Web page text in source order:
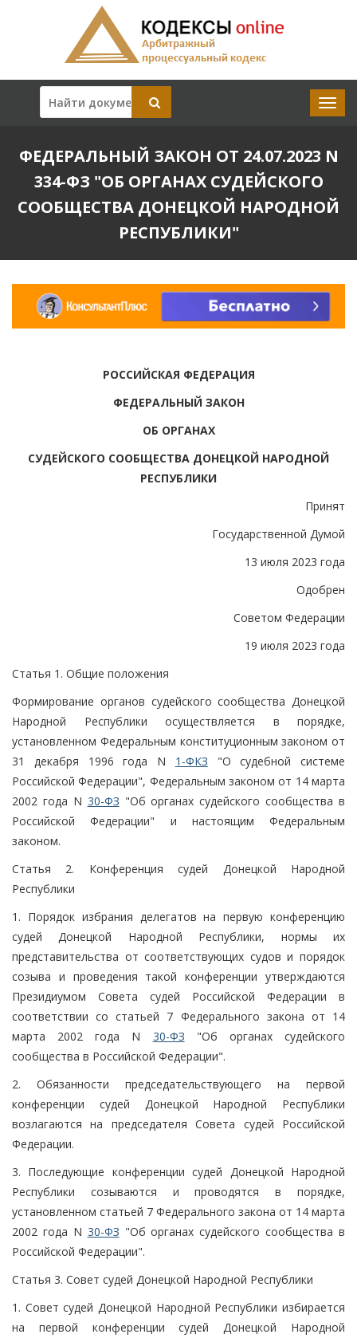
ФЕДЕРАЛЬНЫЙ ЗАКОН ОТ 24.07.2023 N
334-ФЗ "ОБ ОРГАНАХ СУДЕЙСКОГО
СООБЩЕСТВА ДОНЕЦКОЙ НАРОДНОЙ
РЕСПУБЛИКИ"
РОССИЙСКАЯ ФЕДЕРАЦИЯ
ФЕДЕРАЛЬНЫЙ ЗАКОН
ОБ ОРГАНАХ
СУДЕЙСКОГО СООБЩЕСТВА ДОНЕЦКОЙ НАРОДНОЙ
РЕСПУБЛИКИ
Принят
Государственной Думой
13 июля 2023 года
Одобрен
Советом Федерации
19 июля 2023 года
Статья 1. Общие положения
Формирование органов судейского сообщества Донецкой
Народной Республики осуществляется в порядке,
установленном Федеральным конституционным законом от
31 декабря 1996 года N 1-ФКЗ "О судебной системе
Российской Федерации", Федеральным законом от 14 марта
2002 года N 30-ФЗ "Об органах судейского сообщества в
Российской Федерации" и настоящим Федеральным
законом.
Статья 2. Конференция судей Донецкой Народной
Республики
1. Порядок избрания делегатов на первую конференцию
судей Донецкой Народной Республики, нормы их
представительства от соответствующих судов и порядок
созыва и проведения такой конференции утверждаются
Президиумом Совета судей Российской Федерации в
соответствии со статьей 7 Федерального закона от 14
марта 2002 года N 30-ФЗ "Об органах судейского
сообщества в Российской Федерации".
2. Обязанности председательствующего на первой
конференции судей Донецкой Народной Республики
возлагаются на председателя Совета судей Российской
Федерации.
3. Последующие конференции судей Донецкой Народной
Республики созываются и проводятся в порядке,
установленном статьей 7 Федерального закона от 14 марта
2002 года N 30-ФЗ "Об органах судейского сообщества в
Российской Федерации".
Статья 3. Совет судей Донецкой Народной Республики
1. Совет судей Донецкой Народной Республики избирается
на первой конференции судей Донецкой Народной